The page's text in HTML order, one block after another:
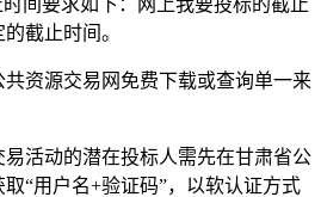
间要求如下：网上我要投标的截止
截止时间。
资源交易网免费下载或查询单一来
活动的潜在投标人需先在甘肃省公
“用户名+验证码”，以软认证方式